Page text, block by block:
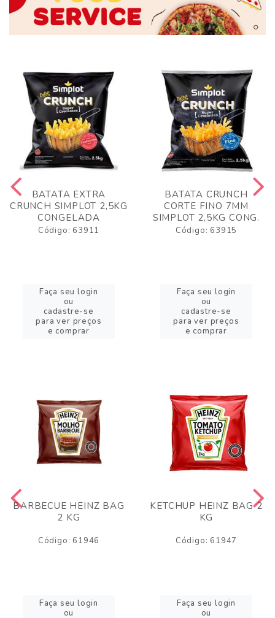
BATATA EXTRA
CRUNCH SIMPLOT 2,5KG
CONGELADA
Código: 63911
Faça seu login
ou
cadastre-se
para ver preços
e comprar
BATATA CRUNCH
CORTE FINO 7MM
SIMPLOT 2,5KG CONG.
Código: 63915
Faça seu login
ou
cadastre-se
para ver preços
e comprar
BARBECUE HEINZ BAG
2 KG
Código: 61946
Faça seu login
ou
KETCHUP HEINZ BAG 2
KG
Código: 61947
Faça seu login
ou